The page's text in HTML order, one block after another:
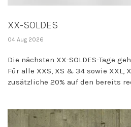
XX-SOLDES
04 Aug 2026
Die nächsten XX-SOLDES-Tage
Für alle XXS, XS & 34 sowie XXL,
zusätzliche 20% auf den bereits